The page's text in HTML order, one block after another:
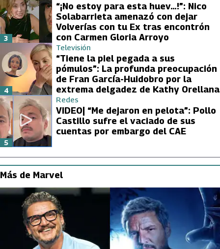
“¡No estoy para esta huev…!”: Nico
Solabarrieta amenazó con dejar
Volverías con tu Ex tras encontrón
con Carmen Gloria Arroyo
3
Televisión
“Tiene la piel pegada a sus
pómulos”: La profunda preocupación
de Fran García-Huidobro por la
extrema delgadez de Kathy Orellana
4
Redes
VIDEO| “Me dejaron en pelota”: Pollo
Castillo sufre el vaciado de sus
cuentas por embargo del CAE
5
Más de Marvel